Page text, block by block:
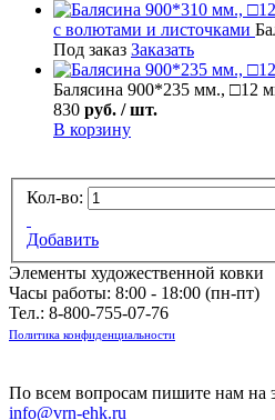
с волютами и листочками
Под заказ Заказать
Балясина 900*235 мм., □12
830 руб. / шт.
В корзину
Кол-во:
Добавить
Элементы художественной ковки
Часы работы: 8:00 - 18:00 (пн-пт)
Тел.: 8-800-755-07-76
Политика конфиденциальности
По всем вопросам пишите нам на
info@vrn-ehk.ru